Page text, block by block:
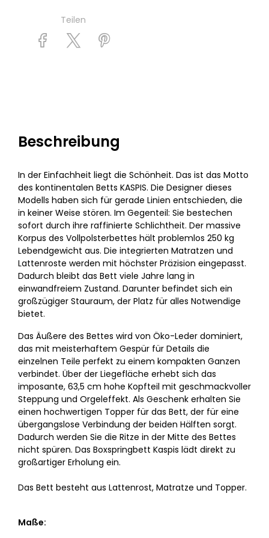
Teilen
Beschreibung
In der Einfachheit liegt die Schönheit. Das ist das Motto
des kontinentalen Betts KASPIS. Die Designer dieses
Modells haben sich für gerade Linien entschieden, die
in keiner Weise stören. Im Gegenteil: Sie bestechen
sofort durch ihre raffinierte Schlichtheit. Der massive
Korpus des Vollpolsterbettes hält problemlos 250 kg
Lebendgewicht aus. Die integrierten Matratzen und
Lattenroste werden mit höchster Präzision eingepasst.
Dadurch bleibt das Bett viele Jahre lang in
einwandfreiem Zustand. Darunter befindet sich ein
großzügiger Stauraum, der Platz für alles Notwendige
bietet.
Das Äußere des Bettes wird von Öko-Leder dominiert,
das mit meisterhaftem Gespür für Details die
einzelnen Teile perfekt zu einem kompakten Ganzen
verbindet. Über der Liegefläche erhebt sich das
imposante, 63,5 cm hohe Kopfteil mit geschmackvoller
Steppung und Orgeleffekt. Als Geschenk erhalten Sie
einen hochwertigen Topper für das Bett, der für eine
übergangslose Verbindung der beiden Hälften sorgt.
Dadurch werden Sie die Ritze in der Mitte des Bettes
nicht spüren. Das Boxspringbett Kaspis lädt direkt zu
großartiger Erholung ein.
Das Bett besteht aus Lattenrost, Matratze und Topper.
Maße: